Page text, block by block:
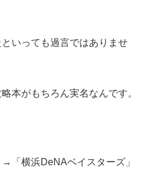
いっても過言ではありませ
本がもちろん実名なんです。
→「横浜DeNAベイスターズ」